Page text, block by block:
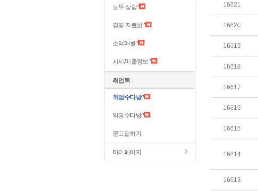
노무 상담
경영 자료실
소액매물
시세/매출정보
취업톡
취업수다방
익명수다방
묻고답하기
마이페이지
16621
16620
16619
16618
16617
16616
16615
16614
16613